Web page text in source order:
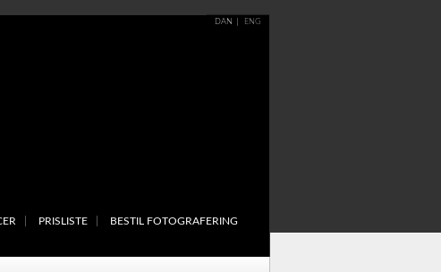
DAN ENG
PRISLISTE BESTIL FOTOGRAFERING